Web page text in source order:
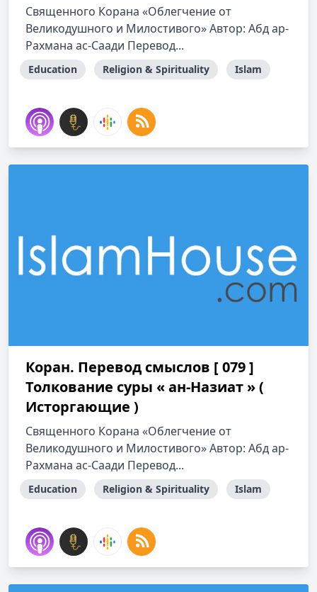
Священного Корана «Облегчение от
Великодушного и Милостивого» Автор: Абд ар-
Рахмана ас-Саади Перевод...
Education Religion & Spirituality Islam
Коран. Перевод смыслов [ 079 ]
Толкование cуры « ан-Назиат » (
Исторгающие )
Священного Корана «Облегчение от
Великодушного и Милостивого» Автор: Абд ар-
Рахмана ас-Саади Перевод...
Education Religion & Spirituality Islam